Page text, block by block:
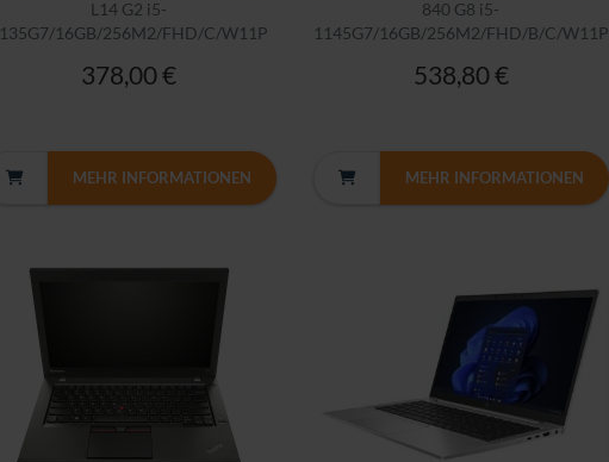
L14 G2 i5-
16GB/256M2/FHD/C/W11P
378,00 €
MEHR INFORMATIONEN
840 G8 i5-
1145G7/16GB/256M2/FHD/B/C/W11P
538,80 €
MEHR INFORMATIONEN